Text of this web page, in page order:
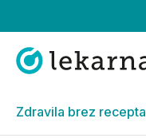
Zdravila brez recepta